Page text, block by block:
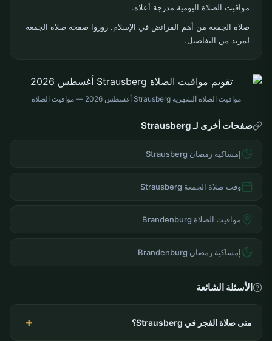
مواقيت الصلاة اليومية مدرجة أعلاه.
صلاة الجمعة من أهم الفرائض في الإسلام. زوروا صفحة صلاة الجمعة
لمزيد من التفاصيل.
مواقيت الصلاة الشهرية Strausberg أغسطس 2026 — مواقيت الصلاة
صفحات أخرى لـ Strausberg
إمساكية رمضان Strausberg
وقت صلاة الجمعة Strausberg
مواقيت الصلاة Brandenburg
إمساكية رمضان Brandenburg
الأسئلة الشائعة
متى صلاة الفجر في Strausberg؟